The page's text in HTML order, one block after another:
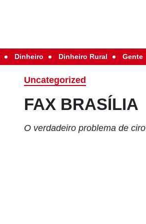
Dinheiro Dinheiro Rural Gente
Uncategorized
FAX BRASÍLIA
O verdadeiro problema de ciro